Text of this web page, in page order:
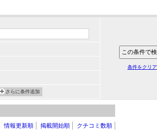
さらに条件追加
条件をクリア
情報更新順 掲載開始順 クチコミ数順